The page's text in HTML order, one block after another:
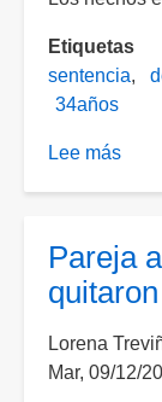
Etiquetas
sentencia
34años
Lee más
años
de
a
uno
Pareja
Lorena
Mar, 09/12/